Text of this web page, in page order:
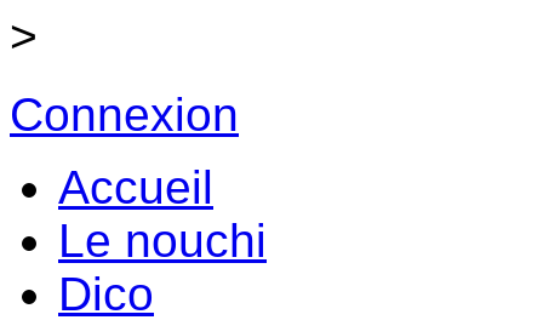
>
Connexion
Accueil
Le nouchi
Dico